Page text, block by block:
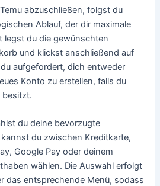
abzuschließen, folgst du
Ablauf, der dir maximale
legst du die gewünschten
und klickst anschließend auf
aufgefordert, dich entweder
Konto zu erstellen, falls du
besitzt.
du deine bevorzugte
kannst du zwischen Kreditkarte,
Google Pay oder deinem
wählen. Die Auswahl erfolgt
das entsprechende Menü, sodass